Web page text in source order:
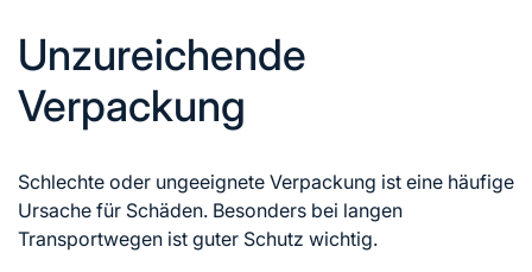
Unzureichende
Verpackung
Schlechte oder ungeeignete Verpackung ist eine häufige
Ursache für Schäden. Besonders bei langen
Transportwegen ist guter Schutz wichtig.